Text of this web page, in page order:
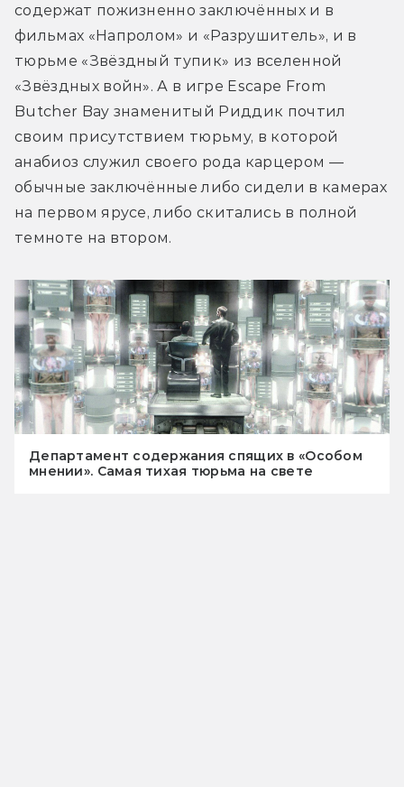
содержат пожизненно заключённых и в
фильмах «Напролом» и «Разрушитель», и в
тюрьме «Звёздный тупик» из вселенной
«Звёздных войн». А в игре Escape From
Butcher Bay знаменитый Риддик почтил
своим присутствием тюрьму, в которой
анабиоз служил своего рода карцером —
обычные заключённые либо сидели в камерах
на первом ярусе, либо скитались в полной
темноте на втором.
Департамент содержания спящих в «Особом
мнении». Самая тихая тюрьма на свете